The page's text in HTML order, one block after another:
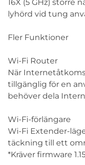
16X (5 GHz) större
lyhörd vid tung
Fler Funktioner
Wi-Fi Router
När
tillgänglig för en
behöver dela
Wi-Fi-förlängare
Wi-Fi Extender-
täckning till ett
*Kräver firmware